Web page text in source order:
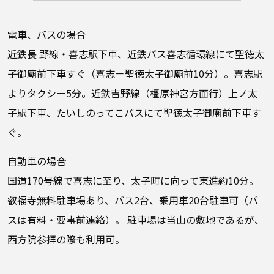
電車、バスの場合
近鉄長 野線・喜志駅下車、近鉄バス喜志循環線にて聖徳太
子御廟前下車すぐ（喜志－聖徳太子御廟前10分）。喜志駅
よりタクシー5分。近鉄吉野線（橿原神宮方面行）上ノ太
子駅下車、たいしのってこバスにて聖徳太子御廟前下車す
ぐ。
自動車の場合
国道170号線で喜志に至り、太子町に向って東進約10分。
叡福寺無料駐車場あり、バス2台、乗用車20台駐車可（バ
スは有料・要事前連絡）。 駐車場は当山の敷地であるが、
西方院参拝の際も利用可。